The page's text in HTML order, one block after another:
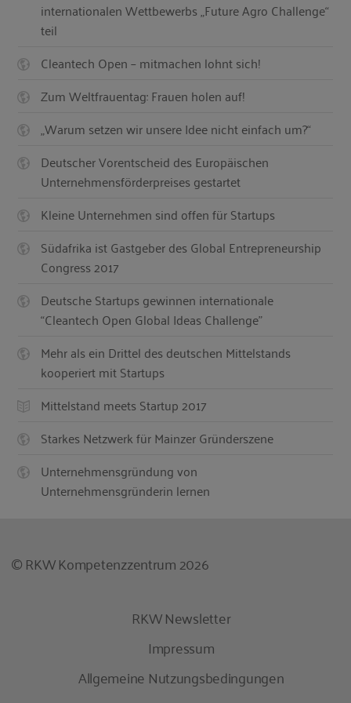
internationalen Wettbewerbs „Future Agro Challenge“
teil
Cleantech Open – mitmachen lohnt sich!
Zum Weltfrauentag: Frauen holen auf!
„Warum setzen wir unsere Idee nicht einfach um?“
Deutscher Vorentscheid des Europäischen
Unternehmensförderpreises gestartet
Kleine Unternehmen sind offen für Startups
Südafrika ist Gastgeber des Global Entrepreneurship
Congress 2017
Deutsche Startups gewinnen internationale
“Cleantech Open Global Ideas Challenge”
Mehr als ein Drittel des deutschen Mittelstands
kooperiert mit Startups
Mittelstand meets Startup 2017
Starkes Netzwerk für Mainzer Gründerszene
Unternehmensgründung von
Unternehmensgründerin lernen
© RKW Kompetenzzentrum 2026
RKW Newsletter
Impressum
Allgemeine Nutzungsbedingungen